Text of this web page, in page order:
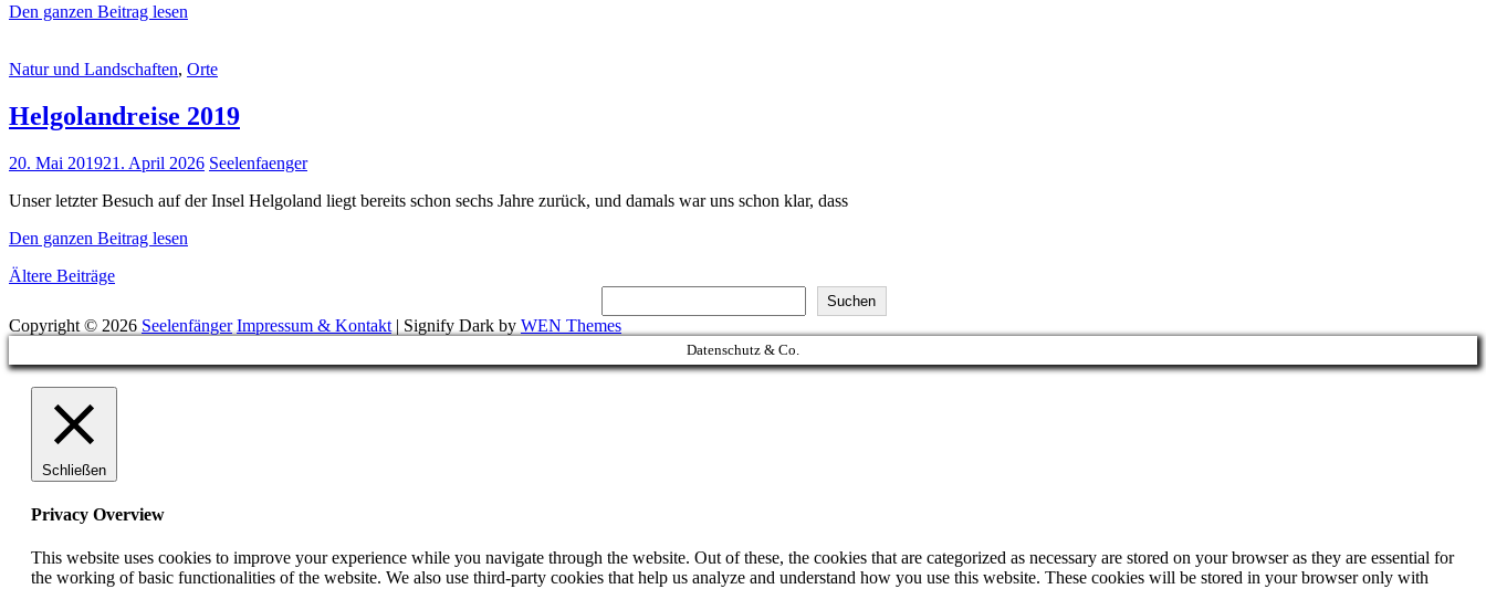
Den ganzen Beitrag lesen
Cat
Natur und Landschaften, Orte
Helgolandreise 2019
Posted
20. Mai 201921. April 2026 Seelenfaenger
Unser letzter Besuch auf der Insel Helgoland liegt bereits schon sechs Jahre zurück, und damals war uns schon klar, dass
Den ganzen Beitrag lesen
Beitragsnavigation
Ältere Beiträge
Suchen
Copyright © 2026 Seelenfänger Impressum & Kontakt | Signify Dark by WEN Themes
Scroll
Up
Datenschutz & Co.
Schließen
Privacy Overview
This website uses cookies to improve your experience while you navigate through the website. Out of these, the cookies that are categorized as necessary are stored on your browser as they are essential for
the working of basic functionalities of the website. We also use third-party cookies that help us analyze and understand how you use this website. These cookies will be stored in your browser only with